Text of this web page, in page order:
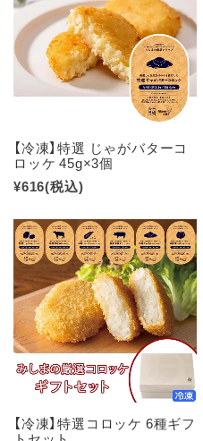
【冷凍】特選 じゃがバターコ
ロッケ 45g×3個
¥616(税込)
【冷凍】特選コロッケ 6種ギフ